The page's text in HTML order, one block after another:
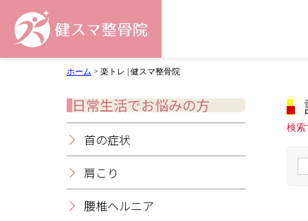
ホーム > 楽トレ | 健スマ整骨院
検索
日常生活でお悩みの方
首の症状
肩こり
腰椎ヘルニア